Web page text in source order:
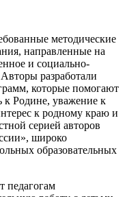
методические
направленные на
и социально-
разработали
которые помогают
к Родине, уважение к
к родному краю и
серией авторов
широко
образовательных
педагогам